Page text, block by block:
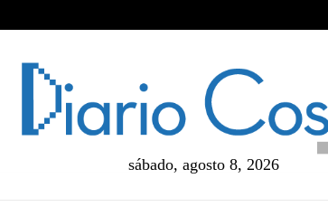
sábado, agosto 8, 2026